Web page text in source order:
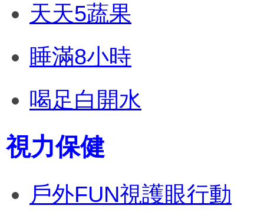
天天5蔬果
睡滿8小時
喝足白開水
視力保健
戶外FUN視護眼行動